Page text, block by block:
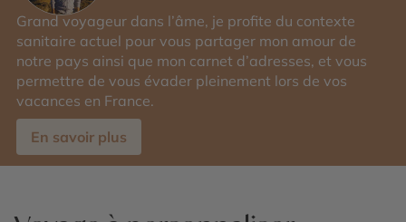
Grand voyageur dans l’âme, je profite du contexte
sanitaire actuel pour vous partager mon amour de
notre pays ainsi que mon carnet d’adresses, et vous
permettre de vous évader pleinement lors de vos
vacances en France.
En savoir plus